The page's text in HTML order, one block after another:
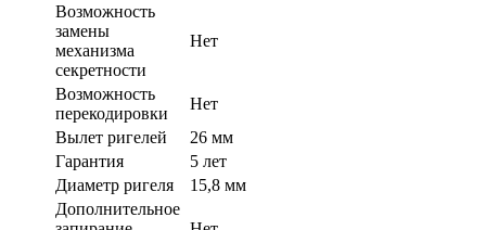
Возможность
замены
механизма
секретности
Нет
Возможность
перекодировки
Нет
Вылет ригелей
26 мм
Гарантия
5 лет
Диаметр ригеля
15,8 мм
Дополнительное